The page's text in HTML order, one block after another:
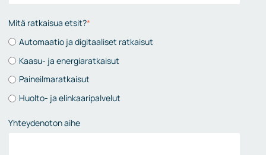
Mitä ratkaisua etsit?*
Automaatio ja digitaaliset ratkaisut
Kaasu- ja energiaratkaisut
Paineilmaratkaisut
Huolto- ja elinkaaripalvelut
Yhteydenoton aihe